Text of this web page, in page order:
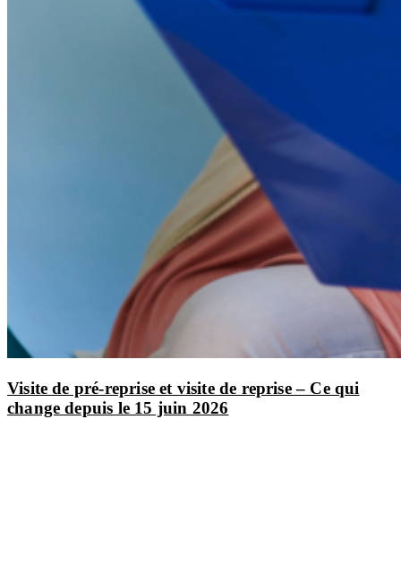
Visite de pré-reprise et visite de reprise – Ce qui
change depuis le 15 juin 2026